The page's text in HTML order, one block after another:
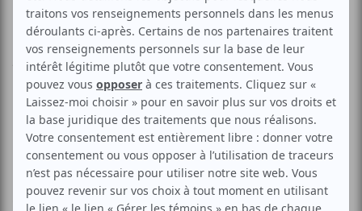
1h à rire avec...
Aucune offre promotionnelle
disponible
Soyez les premiers avisés dès qu'il y aura une offre promo
pour 1h à rire avec...:INSCRIVEZ-VOUS
Franck Dupuis vous fait découvrir des humoristes
d'expérience qui vous feront rire durant 1h. La chance de